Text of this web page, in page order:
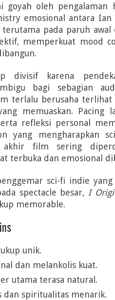
goyah oleh pengalaman
emosional antara
pada paruh awal
memperkuat mood
divisif karena
bagi sebagian
terlalu berusaha terlihat
memuaskan. Pacing
refleksi personal
yang mengharapkan
film sering
terbuka dan emosional
sci-fi indie
spectacle besar, I
memorable.
unik.
dan melankolis kuat.
utama terasa natural.
dan spiritualitas menarik.